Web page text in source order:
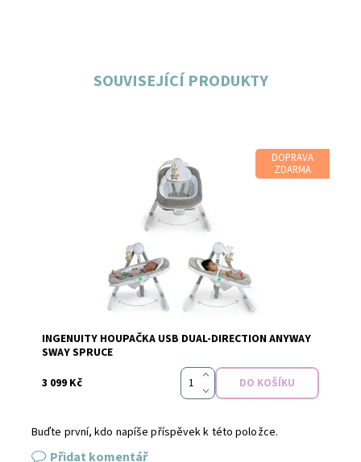
SOUVISEJÍCÍ PRODUKTY
DOPRAVA
ZDARMA
Do 3 dnů v e-shopu
Značka: Ingenuity
INGENUITY HOUPAČKA USB DUAL-DIRECTION ANYWAY
SWAY SPRUCE
3 099 Kč
Buďte první, kdo napíše příspěvek k této položce.
Přidat komentář